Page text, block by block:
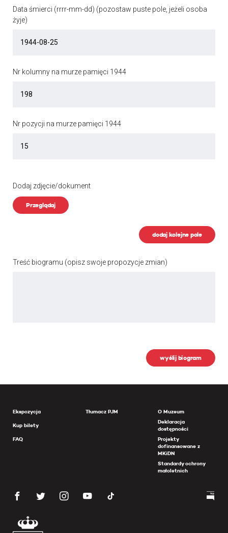
Data śmierci (rrrr-mm-dd) (pozostaw puste pole, jeżeli osoba
żyje)
Nr kolumny na murze pamięci 1944
Nr pozycji na murze pamięci 1944
Dodaj zdjęcie/dokument
Przeglądaj
dodaj kolejne pole
Treść biogramu (opisz swoje propozycje zmian)
wyślij biogram
Ekspozycja
Kup bilety
FAQ
Tłumacz PJM
O Muzeum
Deklaracja
dostępności
Projekty
dofinansowane z
MKiDN
Standardy ochrony
małoletnich